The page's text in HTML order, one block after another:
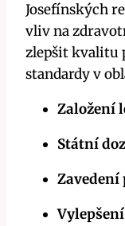
Josefínských
vliv na
zlepšit kvalitu
standardy v
Založení
Státní
Zavedení